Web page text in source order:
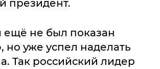
президент.
не был показан
но уже успел наделать
Так российский лидер